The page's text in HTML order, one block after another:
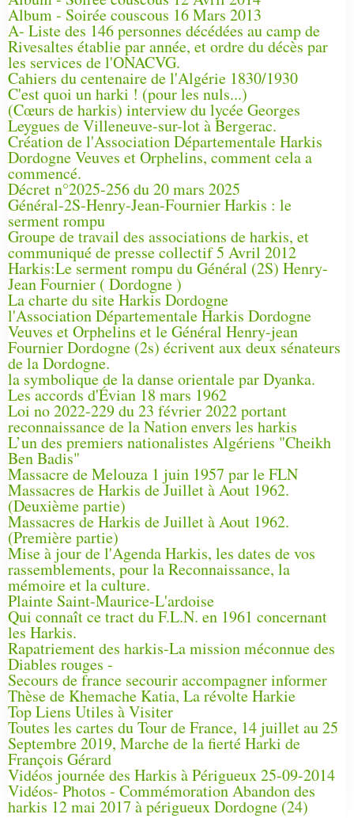
Album - Soirée couscous 16 Mars 2013
A- Liste des 146 personnes décédées au camp de
Rivesaltes établie par année, et ordre du décès par
les services de l'ONACVG.
Cahiers du centenaire de l'Algérie 1830/1930
C'est quoi un harki ! (pour les nuls...)
(Cœurs de harkis) interview du lycée Georges
Leygues de Villeneuve-sur-lot à Bergerac.
Création de l'Association Départementale Harkis
Dordogne Veuves et Orphelins, comment cela a
commencé.
Décret n°2025-256 du 20 mars 2025
Général-2S-Henry-Jean-Fournier Harkis : le
serment rompu
Groupe de travail des associations de harkis, et
communiqué de presse collectif 5 Avril 2012
Harkis:Le serment rompu du Général (2S) Henry-
Jean Fournier ( Dordogne )
La charte du site Harkis Dordogne
l'Association Départementale Harkis Dordogne
Veuves et Orphelins et le Général Henry-jean
Fournier Dordogne (2s) écrivent aux deux sénateurs
de la Dordogne.
la symbolique de la danse orientale par Dyanka.
Les accords d'Évian 18 mars 1962
Loi no 2022-229 du 23 février 2022 portant
reconnaissance de la Nation envers les harkis
L’un des premiers nationalistes Algériens "Cheikh
Ben Badis"
Massacre de Melouza 1 juin 1957 par le FLN
Massacres de Harkis de Juillet à Aout 1962.
(Deuxième partie)
Massacres de Harkis de Juillet à Aout 1962.
(Première partie)
Mise à jour de l'Agenda Harkis, les dates de vos
rassemblements, pour la Reconnaissance, la
mémoire et la culture.
Plainte Saint-Maurice-L'ardoise
Qui connaît ce tract du F.L.N. en 1961 concernant
les Harkis.
Rapatriement des harkis-La mission méconnue des
Diables rouges -
Secours de france secourir accompagner informer
Thèse de Khemache Katia, La révolte Harkie
Top Liens Utiles à Visiter
Toutes les cartes du Tour de France, 14 juillet au 25
Septembre 2019, Marche de la fierté Harki de
François Gérard
Vidéos journée des Harkis à Périgueux 25-09-2014
Vidéos- Photos - Commémoration Abandon des
harkis 12 mai 2017 à périgueux Dordogne (24)